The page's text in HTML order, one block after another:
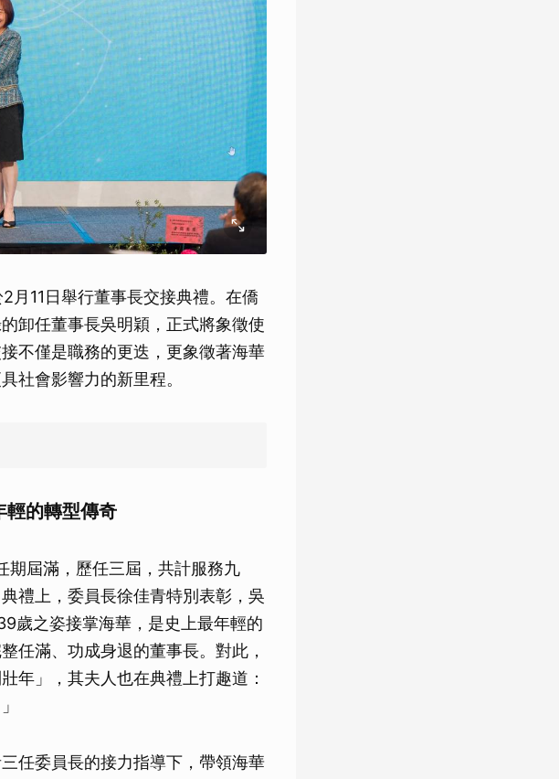
月11日舉行董事長交接典禮。在僑
卸任董事長吳明穎，正式將象徵使
不僅是職務的更迭，更象徵著海華
社會影響力的新里程。
的轉型傳奇
期屆滿，歷任三屆，共計服務九
禮上，委員長徐佳青特別表彰，吳
歲之姿接掌海華，是史上最年輕的
任滿、功成身退的董事長。對此，
年」，其夫人也在典禮上打趣道：
任委員長的接力指導下，帶領海華